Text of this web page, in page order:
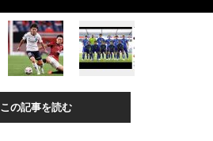
この記事を読む